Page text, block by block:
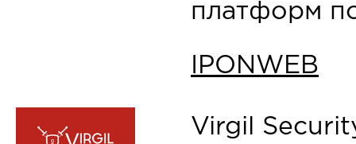
платформ
IPONWEB
Virgil